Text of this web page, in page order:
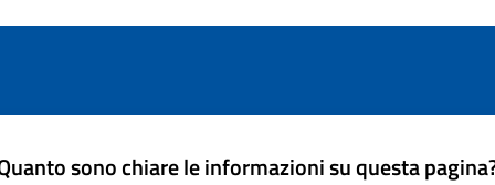
sono chiare le informazioni su questa